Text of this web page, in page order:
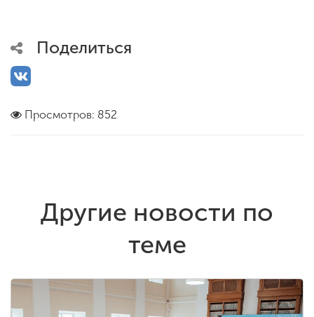
Поделиться
Просмотров: 852
Другие новости по
теме